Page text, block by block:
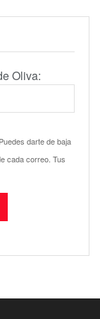
Oliva:
darte de baja
cada correo. Tus